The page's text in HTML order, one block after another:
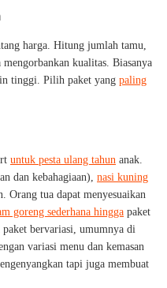
harga. Hitung jumlah tamu,
kualitas. Biasanya
tinggi. Pilih paket yang paling
untuk pesta ulang tahun anak.
dan kebahagiaan), nasi kuning
Orang tua dapat menyesuaikan
goreng sederhana hingga paket
bervariasi, umumnya di
variasi menu dan kemasan
tapi juga membuat